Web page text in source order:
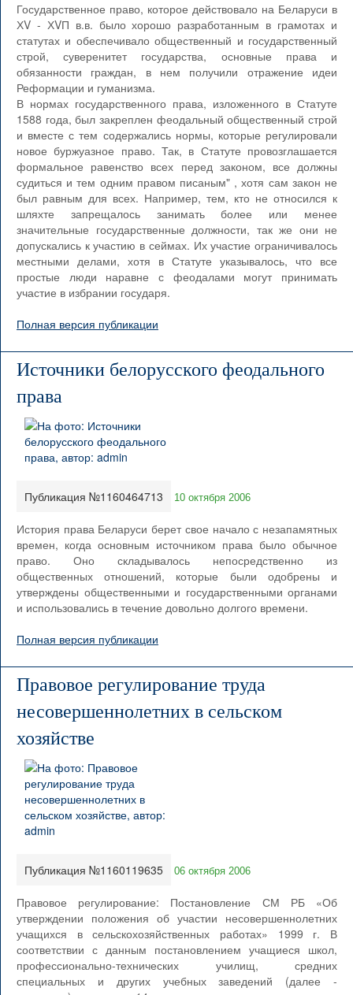
Государственное право, которое действовало на Беларуси в
ХV - ХVП в.в. было хорошо разработанным в грамотах и
статутах и обеспечивало общественный и государственный
строй, суверенитет государства, основные права и
обязанности граждан, в нем получили отражение идеи
Реформации и гуманизма.
В нормах государственного права, изложенного в Статуте
1588 года, был закреплен феодальный общественный строй
и вместе с тем содержались нормы, которые регулировали
новое буржуазное право. Так, в Статуте провозглашается
формальное равенство всех перед законом, все должны
судиться и тем одним правом писаным" , хотя сам закон не
был равным для всех. Например, тем, кто не относился к
шляхте запрещалось занимать более или менее
значительные государственные должности, так же они не
допускались к участию в сеймах. Их участие ограничивалось
местными делами, хотя в Статуте указывалось, что все
простые люди наравне с феодалами могут принимать
участие в избрании государя.
Полная версия публикации
Источники белорусского феодального
права
Публикация №1160464713 10 октября 2006
История права Беларуси берет свое начало с незапамятных
времен, когда основным источником права было обычное
право. Оно складывалось непосредственно из
общественных отношений, которые были одобрены и
утверждены общественными и государственными органами
и использовались в течение довольно долгого времени.
Полная версия публикации
Правовое регулирование труда
несовершеннолетних в сельском
хозяйстве
Публикация №1160119635 06 октября 2006
Правовое регулирование: Постановление СМ РБ «Об
утверждении положения об участии несовершеннолетних
учащихся в сельскохозяйственных работах» 1999 г. В
соответствии с данным постановлением учащиеся школ,
профессионально-технических училищ, средних
специальных и других учебных заведений (далее -